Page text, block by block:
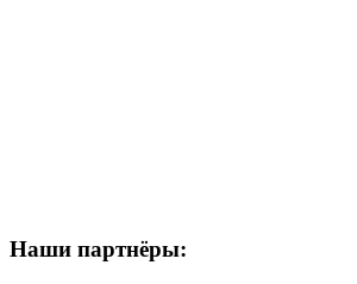
Наши партнёры: